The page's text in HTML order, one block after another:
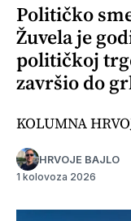
Političko
Žuvela je
političkoj
završio do
KOLUMNA
HRVOJE BAJLO
1 kolovoza 2026